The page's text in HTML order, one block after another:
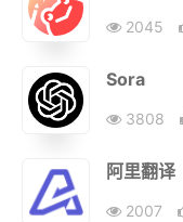
2045
Sora
3808
阿里翻译
2007